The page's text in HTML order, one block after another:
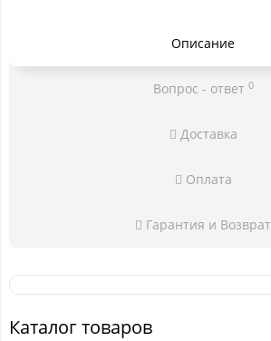
Описание
Вопрос - ответ 0
Доставка
Оплата
Гарантия и Возврат
Каталог товаров